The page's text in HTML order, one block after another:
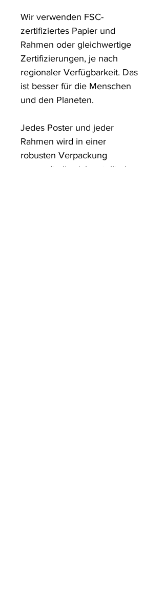
Wir verwenden FSC-
zertifiziertes Papier und
Rahmen oder gleichwertige
Zertifizierungen, je nach
regionaler Verfügbarkeit. Das
ist besser für die Menschen
und den Planeten.
Jedes Poster und jeder
Rahmen wird in einer
robusten Verpackung
versandt, die sicherstellt, dass